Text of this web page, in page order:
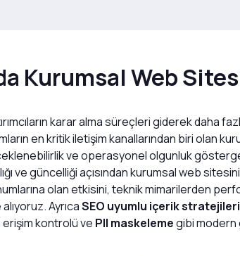
Kurumsal Web
karar alma süreçleri giderek daha
en kritik iletişim kanallarından biri olan
ve operasyonel olgunluk
ve güncelliği açısından kurumsal web
olan etkisini, teknik mimarilerden
AyrıcaSEO uyumlu içerik stratejileri
erişim kontrolü ve PII maskelemegibi modern